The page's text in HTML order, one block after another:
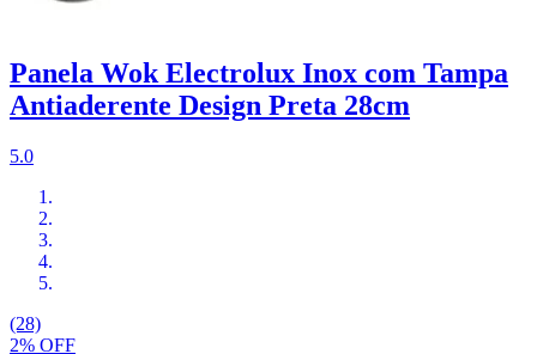
Panela Wok Electrolux Inox com Tampa
Antiaderente Design Preta 28cm
5.0
(28)
2% OFF